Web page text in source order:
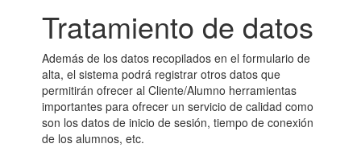
Tratamiento de datos
Además de los datos recopilados en el formulario de
alta, el sistema podrá registrar otros datos que
permitirán ofrecer al Cliente/Alumno herramientas
importantes para ofrecer un servicio de calidad como
son los datos de inicio de sesión, tiempo de conexión
de los alumnos, etc.